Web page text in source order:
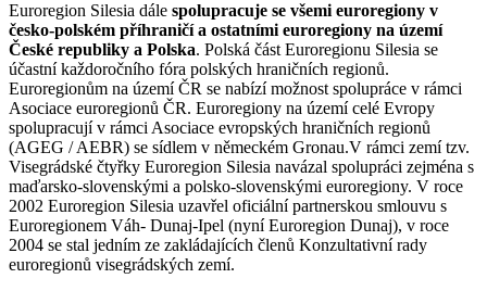
Euroregion Silesia dále spolupracuje se všemi euroregiony v
česko-polském příhraničí a ostatními euroregiony na území
České republiky a Polska. Polská část Euroregionu Silesia se
účastní každoročního fóra polských hraničních regionů.
Euroregionům na území ČR se nabízí možnost spolupráce v rámci
Asociace euroregionů ČR. Euroregiony na území celé Evropy
spolupracují v rámci Asociace evropských hraničních regionů
(AGEG / AEBR) se sídlem v německém Gronau.V rámci zemí tzv.
Visegrádské čtyřky Euroregion Silesia navázal spolupráci zejména s
maďarsko-slovenskými a polsko-slovenskými euroregiony. V roce
2002 Euroregion Silesia uzavřel oficiální partnerskou smlouvu s
Euroregionem Váh- Dunaj-Ipel (nyní Euroregion Dunaj), v roce
2004 se stal jedním ze zakládajících členů Konzultativní rady
euroregionů visegrádských zemí.